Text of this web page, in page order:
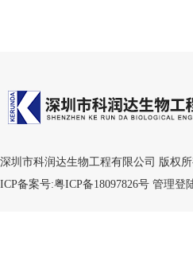
深圳市科润达生物工程有限公司 版权
ICP备案号:粤ICP备18097826号 管理登